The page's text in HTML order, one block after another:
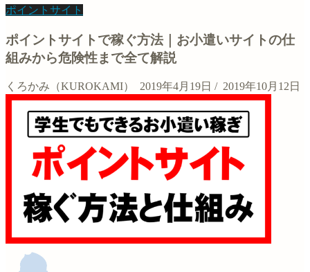
ポイントサイト
ポイントサイトで稼ぐ方法｜お小遣いサイトの仕
組みから危険性まで全て解説
くろかみ（KUROKAMI） 2019年4月19日 / 2019年10月12日